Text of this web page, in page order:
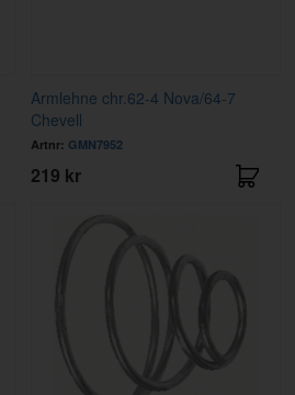
Armlehne chr.62-4 Nova/64-7
Chevell
Artnr: GMN7952
219 kr